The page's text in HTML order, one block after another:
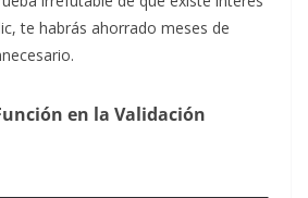
te habrás ahorrado meses de
en la Validación